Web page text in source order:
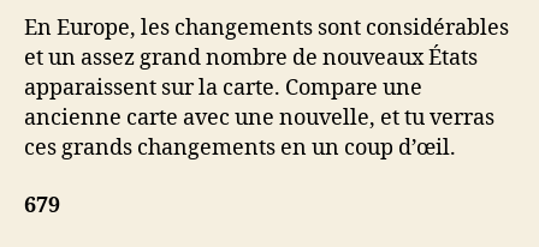
En Europe, les changements sont considérables
et un assez grand nombre de nouveaux États
apparaissent sur la carte. Compare une
ancienne carte avec une nouvelle, et tu verras
ces grands changements en un coup d’œil.
679